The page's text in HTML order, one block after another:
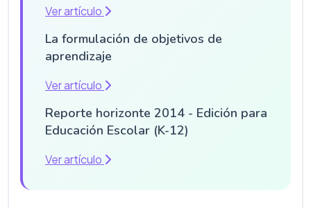
Ver artículo
La formulación de objetivos de
aprendizaje
Ver artículo
Reporte horizonte 2014 - Edición para
Educación Escolar (K-12)
Ver artículo